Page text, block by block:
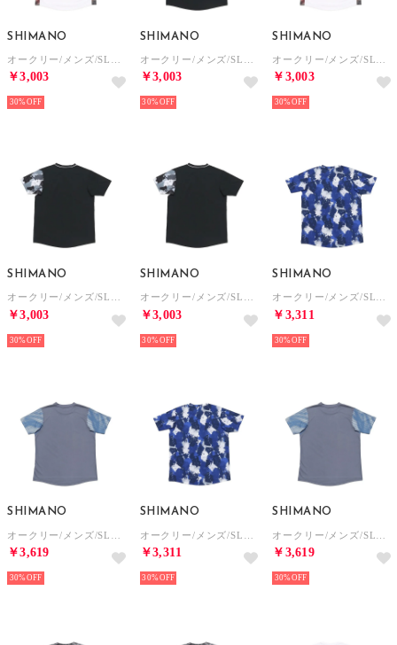
SHIMANO
￥3,003
30%
SHIMANO
￥3,003
30%
SHIMANO
￥3,003
30%
SHIMANO
オークリー/メンズ/SLANT BLOCKING SS TEE 13.0 （FATHOM）
￥3,003
30%
SHIMANO
オークリー/メンズ/SLANT BLOCKING SS TEE 13.0 （AVIATOR GREEN）
￥3,003
30%
SHIMANO
オークリー/メンズ/SLANT GRAPHIC SS TEE 13.0 （BLACK PRINT）
￥3,311
30%
SHIMANO
￥3,619
30%
SHIMANO
￥3,311
30%
SHIMANO
￥3,619
30%